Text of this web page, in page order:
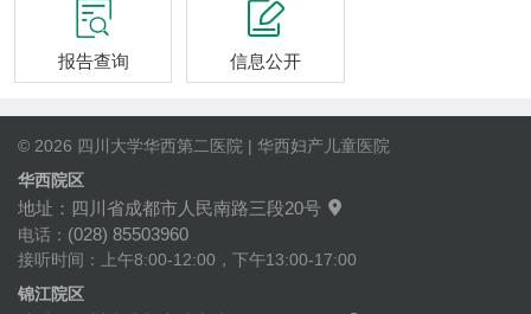

报告查询

信息公开
© 2026 四川大学华西第二医院 | 华西妇产儿童医院
华西院区
地址：四川省成都市人民南路三段20号 
电话： (028) 85503960
接听时间：上午8:00-12:00，下午13:00-17:00
锦江院区